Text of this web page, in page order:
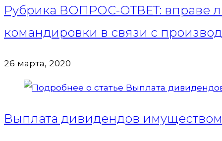
Рубрика ВОПРОС-ОТВЕТ: вправе
командировки в связи с
26 марта, 2020
Выплата дивидендов имуществом